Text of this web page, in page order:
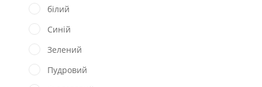
білий
Синій
Зелений
Пудровий